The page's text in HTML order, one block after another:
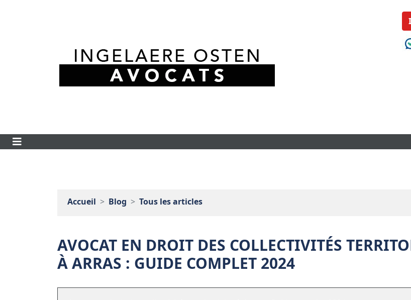
Accueil Blog Tous les articles
AVOCAT EN DROIT DES COLLECTIVITÉS
À ARRAS : GUIDE COMPLET 2024